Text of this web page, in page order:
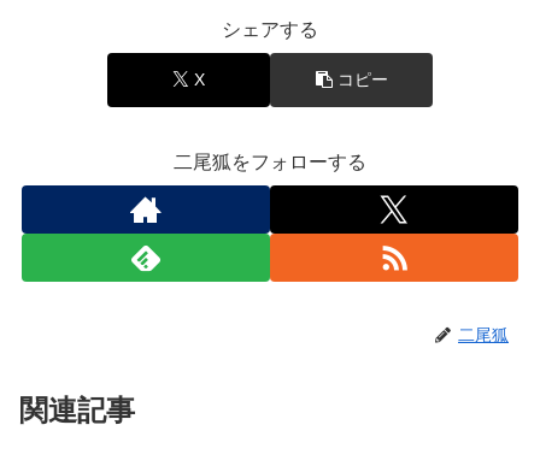
シェアする
X コピー
二尾狐をフォローする
二尾狐
関連記事